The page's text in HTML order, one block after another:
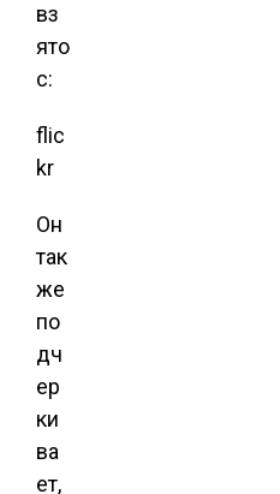
вз
ято
с:
flic
kr
Он
так
же
по
дч
ер
ки
ва
ет,